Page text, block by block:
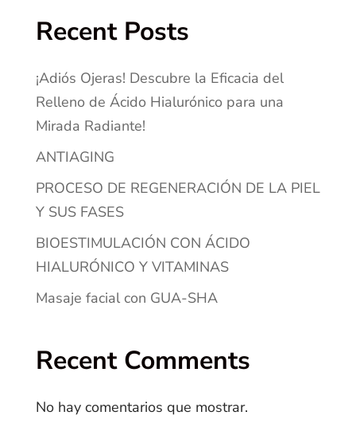
Recent Posts
¡Adiós Ojeras! Descubre la Eficacia del
Relleno de Ácido Hialurónico para una
Mirada Radiante!
ANTIAGING
PROCESO DE REGENERACIÓN DE LA PIEL
Y SUS FASES
BIOESTIMULACIÓN CON ÁCIDO
HIALURÓNICO Y VITAMINAS
Masaje facial con GUA-SHA
Recent Comments
No hay comentarios que mostrar.